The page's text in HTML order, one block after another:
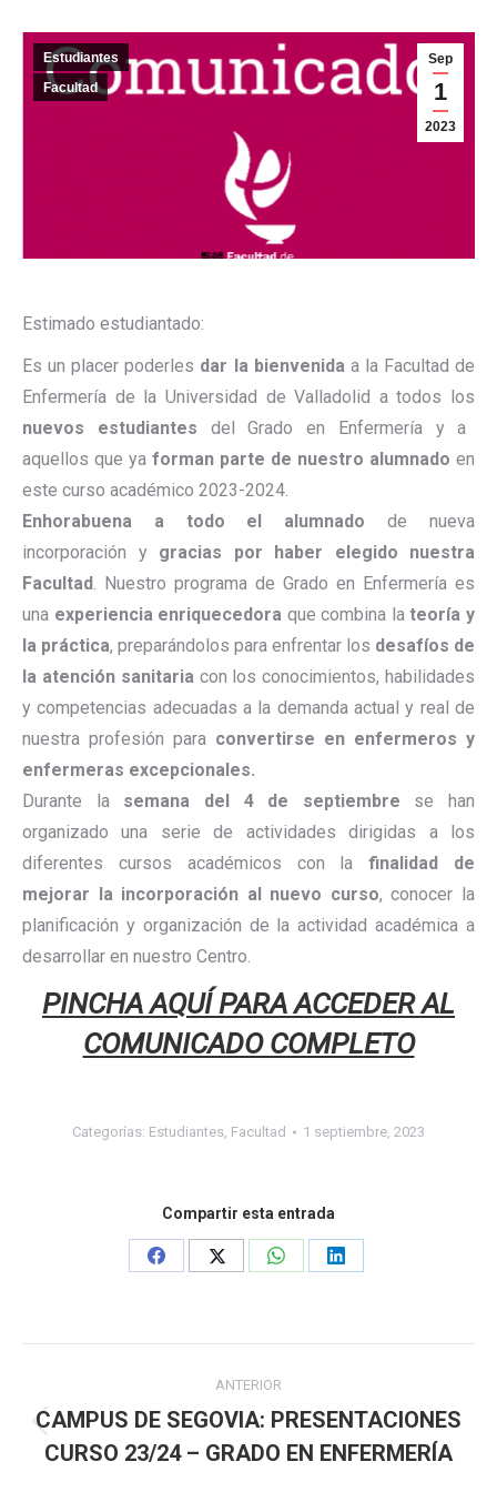
Sep
1
2023
Estudiantes
Facultad
Estimado estudiantado:
Es un placer poderles dar la bienvenida a la Facultad de
Enfermería de la Universidad de Valladolid a todos los
nuevos estudiantes del Grado en Enfermería y a
aquellos que ya forman parte de nuestro alumnado en
este curso académico 2023-2024.
Enhorabuena a todo el alumnado de nueva
incorporación y gracias por haber elegido nuestra
Facultad. Nuestro programa de Grado en Enfermería es
una experiencia enriquecedora que combina lateoría y
la práctica, preparándolos para enfrentar los desafíos de
la atención sanitaria con los conocimientos, habilidades
y competencias adecuadas a la demanda actual y real de
nuestra profesión para convertirse en enfermeros y
enfermeras excepcionales.
Durante lasemana del 4 de septiembre se han
organizado una serie de actividades dirigidas a los
diferentes cursos académicos con la finalidad de
mejorar la incorporación al nuevo curso, conocer la
planificación y organización de la actividad académica a
desarrollar en nuestro Centro.
PINCHA AQUÍ PARA ACCEDER AL
COMUNICADO COMPLETO
Categorías: Estudiantes, Facultad 1 septiembre, 2023
Compartir esta entrada
Share
Share
Share
Share
Navegación
entre
ANTERIOR
anterior:
CAMPUS DE SEGOVIA: PRESENTACIONES
CURSO 23/24 – GRADO EN ENFERMERÍA